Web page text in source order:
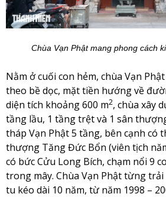
Chùa Vạn Phật mang phong cách
Nằm ở cuối con hẻm, chùa Vạn
theo bề dọc, mặt tiền hướng về
diện tích khoảng 600 m2, chùa xây
tầng lầu, 1 tầng trệt và 1 sân
tháp Vạn Phật 5 tầng, bên cạnh có
thượng Tăng Đức Bổn (viên tịch
có bức Cửu Long Bích, chạm nổi 9
trong mây. Chùa Vạn Phật từng
tu kéo dài 10 năm, từ năm 1998 –